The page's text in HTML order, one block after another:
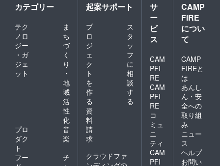
カテゴリー
テク
ノロ
ジー
・ガ
ジェ
ット
ま
ち
づ
く
り
・
地
域
活
性
化
プロ
ダク
ト
音
楽
フー
チ
起案サポート
プ
ロ
ジ
ェ
ク
ト
を
作
る
ス
タ
ッ
フ
に
相
談
す
る
資
料
請
求
クラウドファ
サ
ー
ビ
ス
CAM
PFI
RE
CAM
PFI
RE
コ
ミュ
ニ
ティ
CAM
PFI
CAMP
FIRE
につい
て
CAMP
FIREと
は
あんし
ん・安
全への
取り組
み
ニュー
ス
ヘルプ
お問い